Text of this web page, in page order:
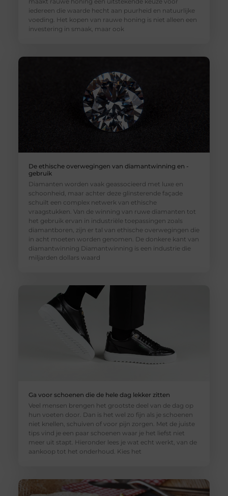
iedereen die waarde hecht aan puurheid en natuurlijke
voeding. Het kopen van rauwe honing is niet alleen een
investering in smaak, maar ook
De ethische overwegingen van diamantwinning en -
gebruik
Diamanten worden vaak geassocieerd met luxe en
schoonheid, maar achter deze glinsterende façade
schuilt een complex netwerk van ethische
vraagstukken. Van de winning van ruwe diamanten tot
het gebruik ervan in industriële toepassingen zoals
diamantboren, zijn er tal van ethische overwegingen die
in acht moeten worden genomen. De donkere kant van
diamantwinning Diamantwinning is een industrie die
miljarden dollars waard
Ga voor schoenen die de hele dag lekker zitten
Veel mensen brengen het grootste deel van de dag op
hun voeten door. Dan is het wel zo fijn als je schoenen
niet knellen, schuiven of voor pijn zorgen. Met de juiste
tips vind je een paar schoenen waar je het liefst niet
meer uit stapt. Hieronder lees je wat echt werkt, van de
aankoop tot het onderhoud. Kies het